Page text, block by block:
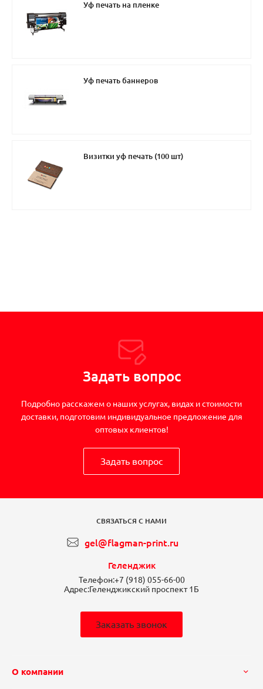
Уф печать на пленке
Уф печать баннеров
Визитки уф печать (100 шт)
Задать вопрос
Подробно расскажем о наших услугах, видах и стоимости
доставки, подготовим индивидуальное предложение для
оптовых клиентов!
Задать вопрос
СВЯЗАТЬСЯ С НАМИ
gel@flagman-print.ru
Геленджик
Телефон:+7 (918) 055-66-00
Адрес:Геленджикский проспект 1Б
Заказать звонок
О компании